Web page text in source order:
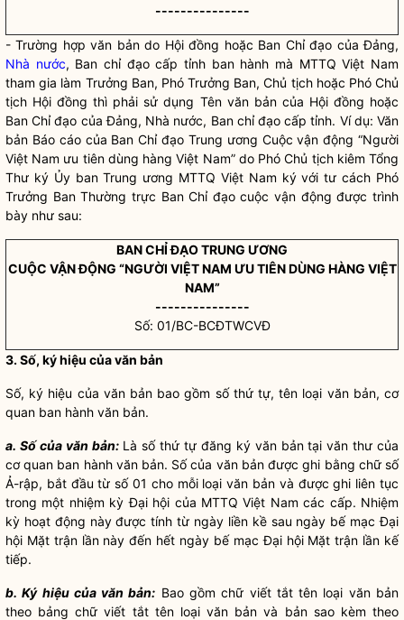
---------------
- Trường hợp văn bản do Hội đồng hoặc Ban Chỉ đạo của Đảng,
Nhà nước, Banchỉ đạocấp tỉnh ban hành mà MTTQ Việt Nam
tham gia làm Trưởng Ban, Phó Trưởng Ban, Chủ tịch hoặc Phó Chủ
tịch Hội đồng thì phải sử dụng Tên văn bản của Hội đồng hoặc
BanChỉ đạo của Đảng, Nhà nước, Ban chỉ đạocấp tỉnh. Ví dụ: Văn
bản Báo cáo của BanChỉ đạo Trung ương Cuộc vận động “Người
Việt Nam ưu tiên dùng hàng Việt Nam” do Phó Chủ tịch kiêm Tổng
Thư ký Ủy ban Trung ương MTTQ Việt Nam ký với tư cách Phó
Trưởng Ban Thường trực BanChỉ đạocuộc vận động được trình
bày như sau:
BANCHỈ ĐẠOTRUNG ƯƠNG
CUỘC VẬN ĐỘNG “NGƯỜI VIỆT NAM ƯU TIÊN DÙNG HÀNG VIỆT
NAM”
---------------
Số: 01/BC-BCĐTWCVĐ
3. Số, ký hiệu của văn bản
Số, ký hiệu của văn bản bao gồm số thứ tự, tên loại văn bản, cơ
quan ban hành văn bản.
a. Số của văn bản:Là số thứ tự đăng ký văn bản tại văn thư của
cơ quan ban hành văn bản. Số của văn bản được ghi bằng chữ số
Ả-rập, bắt đầu từ số 01 cho mỗi loại văn bản và được ghi liên tục
trong một nhiệm kỳ Đại hội của MTTQ Việt Nam các cấp. Nhiệm
kỳ hoạt động này được tính từ ngày liền kề sau ngày bế mạc Đại
hội Mặt trận lần này đến hết ngày bế mạc Đại hội Mặt trận lần kế
tiếp.
b. Ký hiệu của văn bản: Bao gồm chữ viết tắt tên loại văn bản
theo bảng chữ viết tắt tên loại văn bản và bản sao kèm theo